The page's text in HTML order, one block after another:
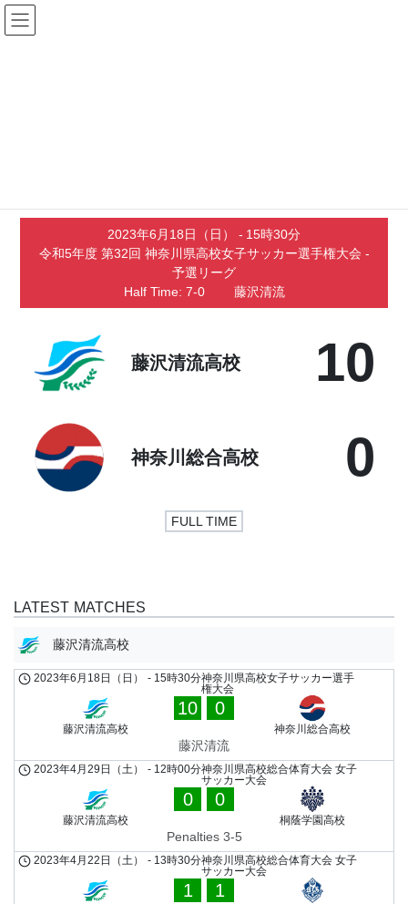
コ
ン
ナ
ビ
2023年6月18日（日） - 15時30分
令和5年度 第32回 神奈川県高校女子サッカー選手権大会 -
予選リーグ
Half Time: 7-0
藤沢清流
藤沢清流高校 10
神奈川総合高校 0
FULL TIME
LATEST MATCHES
藤沢清流高校
神奈川県高校女子サッカー選手
権大会
2023年6月18日（日） - 15時30分
藤沢清流高校
10 0
神奈川総合高校
藤沢清流
神奈川県高校総合体育大会 女子
サッカー大会
2023年4月29日（土） - 12時00分
藤沢清流高校
0 0
桐蔭学園高校
Penalties 3-5
神奈川県高校総合体育大会 女子
サッカー大会
2023年4月22日（土） - 13時30分
1 1